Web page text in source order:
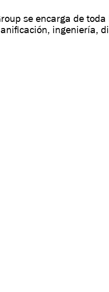
se encarga de
ingeniería,